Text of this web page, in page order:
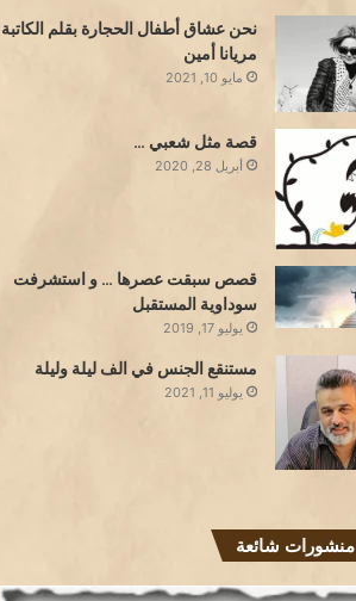
نحن عشاق أطفال الحجارة بقلم الكاتبة
مريانا أمين
مايو 10, 2021
قصة مثل شعبي …
أبريل 28, 2020
قصص سبقت عصرها … و استشرفت
سوداوية المستقبل
يوليو 17, 2019
مستنقع الجنس في الف ليلة وليلة
يوليو 11, 2021
منشورات شائعة